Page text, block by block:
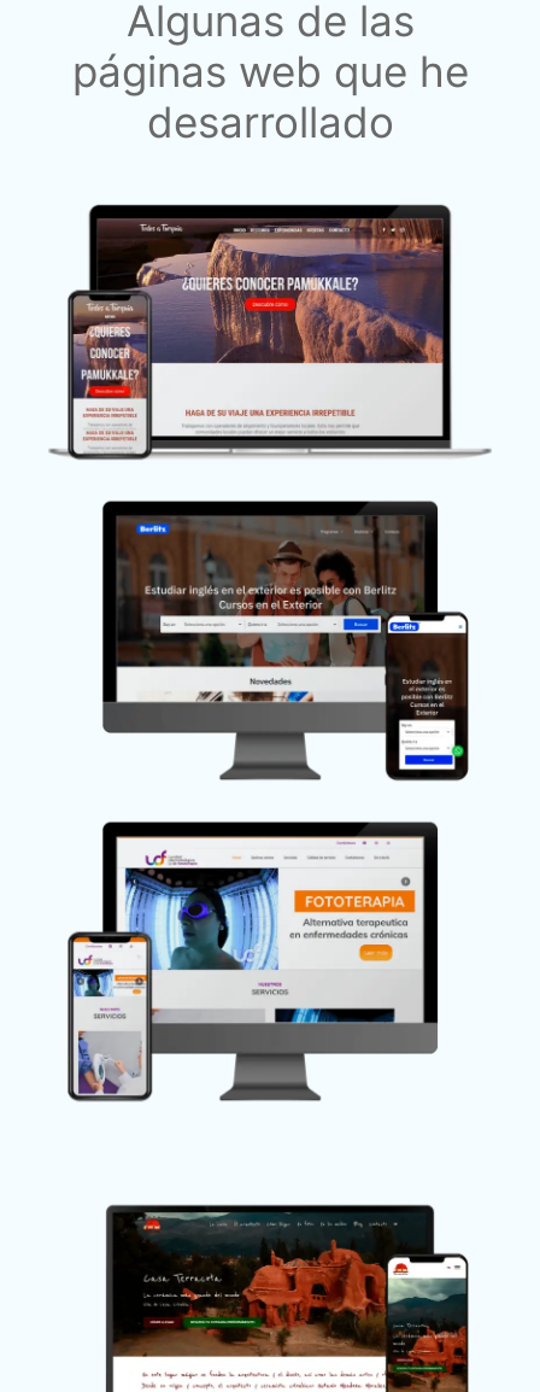
Algunas de las
páginas web que he
desarrollado